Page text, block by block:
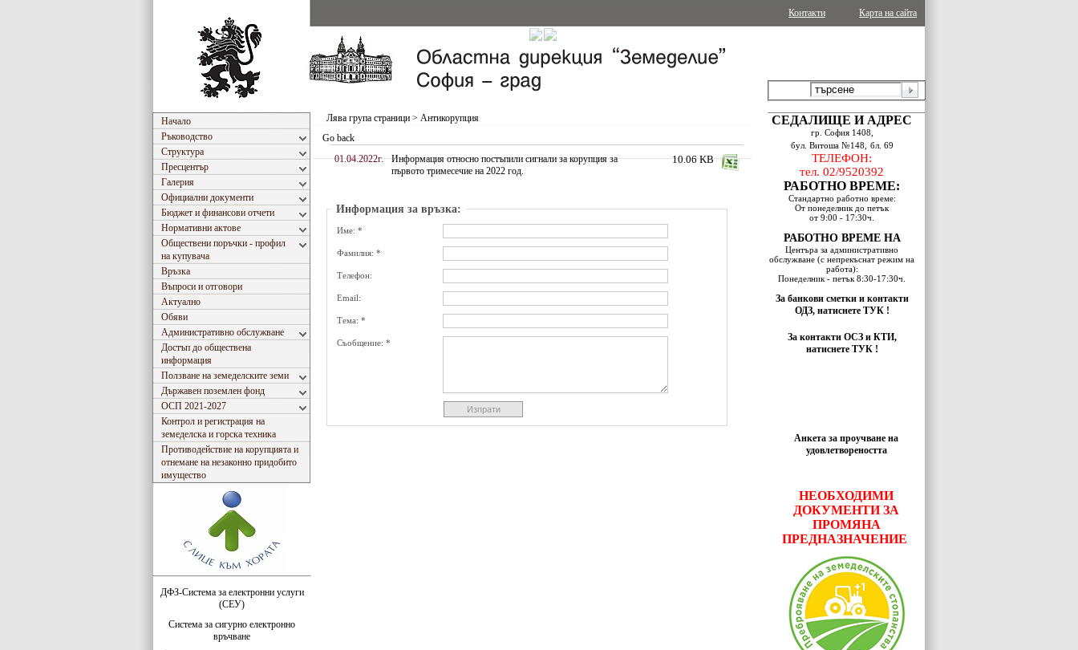
Карта на сайта
Контакти
Начало
Ръководство
Структура
Пресцентър
Галерия
Официални документи
Бюджет и финансови отчети
Нормативни актове
Обществени поръчки - профил
на купувача
Връзка
Въпроси и отговори
Актуално
Обяви
Административно обслужване
Достъп до обществена
информация
Ползване на земеделските земи
Държавен поземлен фонд
ОСП 2021-2027
Контрол и регистрация на
земеделска и горска техника
Противодействие на корупцията и
отнемане на незаконно придобито
имущество
ДФЗ-Система за електронни услуги
(СЕУ)
Система за сигурно електронно
връчване
Лява група страници > Антикорупция
Go back
01.04.2022г.
Информация относно постъпили сигнали за корупция за
първото тримесечие на 2022 год.
10.06 KB
Информация за връзка:
Име: *
Фамилия: *
Телефон:
Email:
Тема: *
Съобщение: *
СЕДАЛИЩЕ И АДРЕС
гр. София 1408,
бул. Витоша №148,
бл. 69
ТЕЛЕФОН:
тел. 02/9520392
РАБОТНО ВРЕМЕ:
Стандартно работно време:
От понеделник до петък
oт 9:00 - 17:30ч.
РАБОТНО ВРЕМЕ НА
Центъра за административно
обслужване (с непрекъснат режим на
работа):
Понеделник - петък 8:30-17:30ч.
За банкови сметки и контакти
ОДЗ, натиснете ТУК !
За контакти ОСЗ и КТИ,
натиснете ТУК !
Анкета за проучване на
удовлетвореността
НЕОБХОДИМИ
ДОКУМЕНТИ ЗА
ПРОМЯНА
ПРЕДНАЗНАЧЕНИЕ